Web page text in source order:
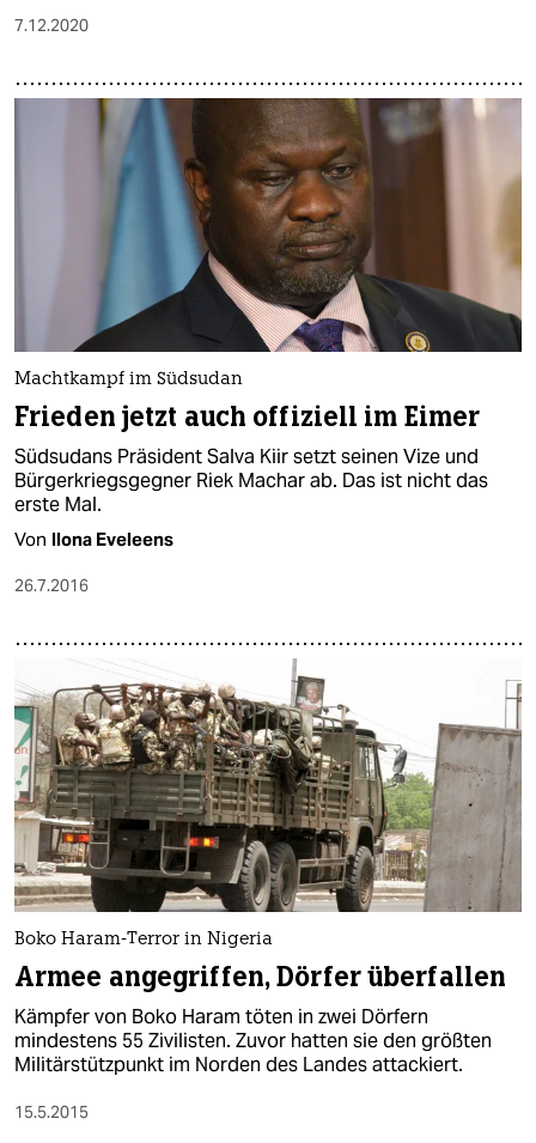
7.12.2020
Machtkampf im Südsudan
Frieden jetzt auch offiziell im Eimer
Südsudans Präsident Salva Kiir setzt seinen Vize und
Bürgerkriegsgegner Riek Machar ab. Das ist nicht das
erste Mal.
Von Ilona Eveleens
26.7.2016
Boko Haram-Terror in Nigeria
Armee angegriffen, Dörfer überfallen
Kämpfer von Boko Haram töten in zwei Dörfern
mindestens 55 Zivilisten. Zuvor hatten sie den größten
Militärstützpunkt im Norden des Landes attackiert.
15.5.2015